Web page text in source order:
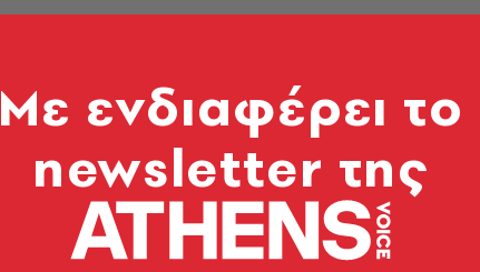
Mε ενδιαφέρει το
newsletter της